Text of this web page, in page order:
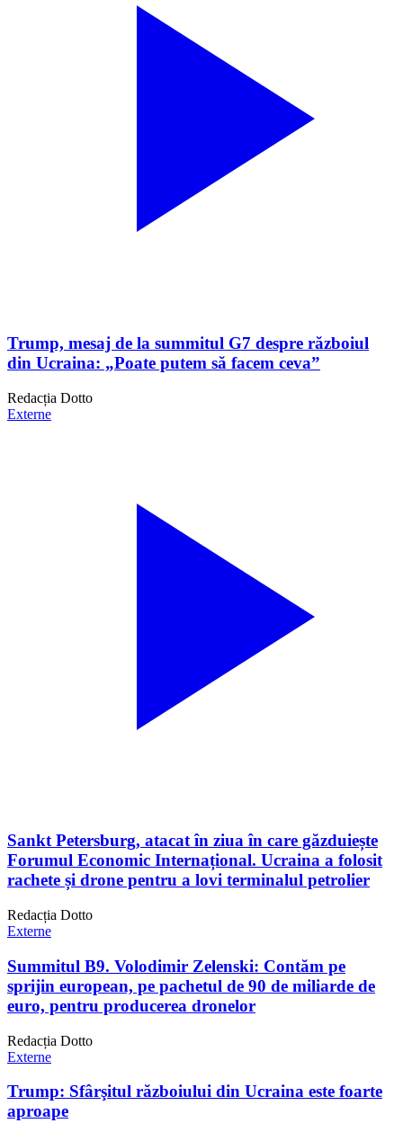
Trump, mesaj de la summitul G7 despre războiul
din Ucraina: „Poate putem să facem ceva”
Redacția Dotto
Externe
Sankt Petersburg, atacat în ziua în care găzduiește
Forumul Economic Internațional. Ucraina a folosit
rachete și drone pentru a lovi terminalul petrolier
Redacția Dotto
Externe
Summitul B9. Volodimir Zelenski: Contăm pe
sprijin european, pe pachetul de 90 de miliarde de
euro, pentru producerea dronelor
Redacția Dotto
Externe
Trump: Sfârşitul războiului din Ucraina este foarte
aproape